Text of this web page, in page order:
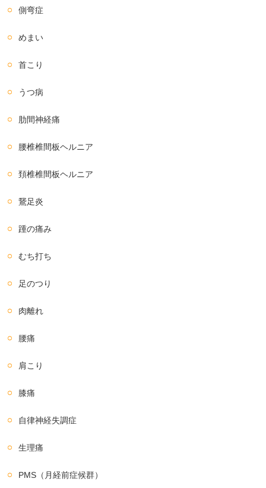
側弯症
めまい
首こり
うつ病
肋間神経痛
腰椎椎間板ヘルニア
頚椎椎間板ヘルニア
鵞足炎
踵の痛み
むち打ち
足のつり
肉離れ
腰痛
肩こり
膝痛
自律神経失調症
生理痛
PMS（月経前症候群）